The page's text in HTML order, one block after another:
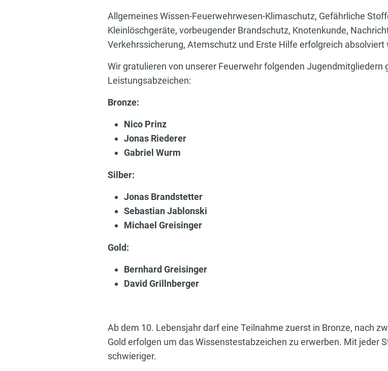
Allgemeines Wissen-Feuerwehrwesen-Klimaschutz, Gefährliche
Kleinlöschgeräte, vorbeugender Brandschutz, Knotenkunde,
Verkehrssicherung, Atemschutz und Erste Hilfe erfolgreich absolviert
Wir gratulieren von unserer Feuerwehr folgenden Jugendmitgliedern
Leistungsabzeichen:
Bronze:
Nico Prinz
Jonas Riederer
Gabriel Wurm
Silber:
Jonas Brandstetter
Sebastian Jablonski
Michael Greisinger
Gold:
Bernhard Greisinger
David Grillnberger
Ab dem 10. Lebensjahr darf eine Teilnahme zuerst in Bronze, nach
Gold erfolgen um das Wissenstestabzeichen zu erwerben. Mit jeder
schwieriger.